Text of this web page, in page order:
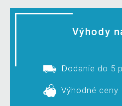
Výhody
Dodanie do 5
Výhodné ceny